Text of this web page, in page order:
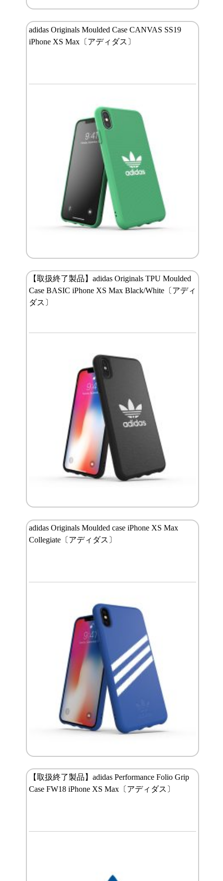
adidas Originals Moulded Case CANVAS SS19
iPhone XS Max〔アディダス〕
【取扱終了製品】adidas Originals TPU Moulded
Case BASIC iPhone XS Max Black/White〔アディ
ダス〕
adidas Originals Moulded case iPhone XS Max
Collegiate〔アディダス〕
【取扱終了製品】adidas Performance Folio Grip
Case FW18 iPhone XS Max〔アディダス〕